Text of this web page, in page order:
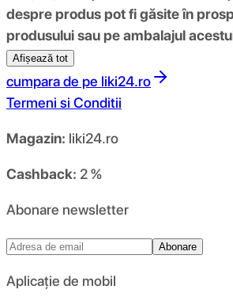
despre produs pot fi găsite în
produsului sau pe ambalajul
Afișează tot
cumpara de pe liki24.ro
Termeni si Conditii
Magazin: liki24.ro
Cashback: 2 %
Abonare newsletter
Abonare
Aplicație de mobil